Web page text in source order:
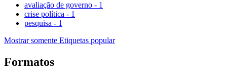
avaliação de governo - 1
crise política - 1
pesquisa - 1
Mostrar somente Etiquetas popular
Formatos